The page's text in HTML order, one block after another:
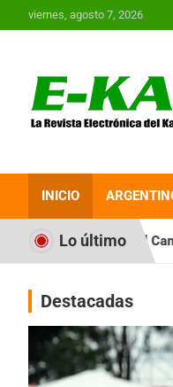
al
viernes, agosto 7, 2026
Revista
Karting
INICIO
Lo último
Clausura
Destacadas